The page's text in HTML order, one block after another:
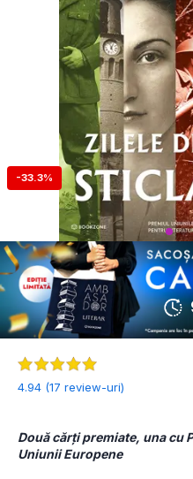
-33.3%
4.94 (17 review-uri)
Două cărți premiate, una cu
Uniunii Europene